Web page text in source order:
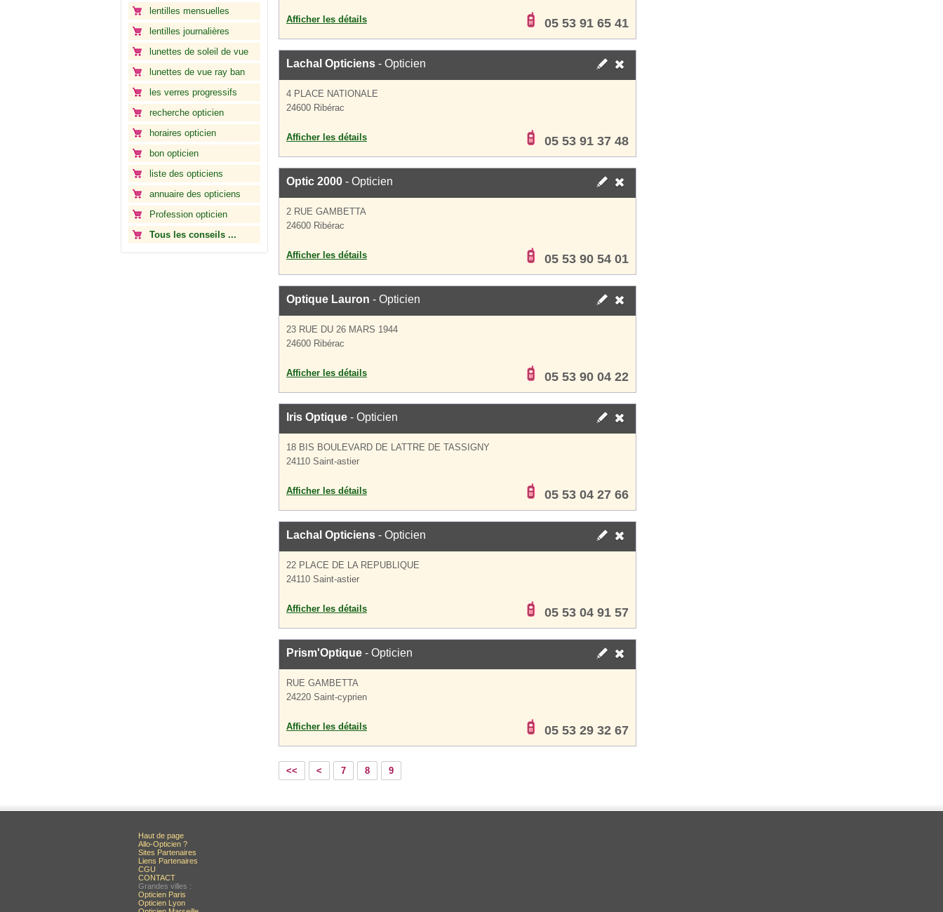
lentilles mensuelles
lentilles journalières
lunettes de soleil de vue
lunettes de vue ray ban
les verres progressifs
recherche opticien
horaires opticien
bon opticien
liste des opticiens
annuaire des opticiens
Profession opticien
Tous les conseils ...
Afficher les détails 05 53 91 65 41
Lachal Opticiens - Opticien
4 PLACE NATIONALE
24600 Ribérac
Afficher les détails 05 53 91 37 48
Optic 2000 - Opticien
2 RUE GAMBETTA
24600 Ribérac
Afficher les détails 05 53 90 54 01
Optique Lauron - Opticien
23 RUE DU 26 MARS 1944
24600 Ribérac
Afficher les détails 05 53 90 04 22
Iris Optique - Opticien
18 BIS BOULEVARD DE LATTRE DE TASSIGNY
24110 Saint-astier
Afficher les détails 05 53 04 27 66
Lachal Opticiens - Opticien
22 PLACE DE LA REPUBLIQUE
24110 Saint-astier
Afficher les détails 05 53 04 91 57
Prism'Optique - Opticien
RUE GAMBETTA
24220 Saint-cyprien
Afficher les détails 05 53 29 32 67
<< < 7 8 9
Haut de page
Allo-Opticien ?
Sites Partenaires
Liens Partenaires
CGU
CONTACT
Grandes villes :
Opticien Paris
Opticien Lyon